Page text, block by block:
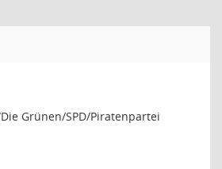
Grünen/SPD/Piratenpartei